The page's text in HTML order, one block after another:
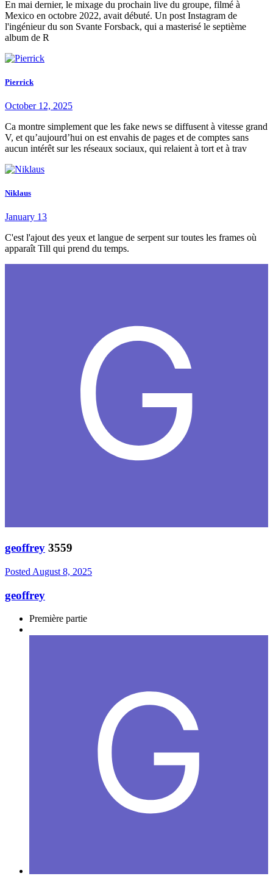
En mai dernier, le mixage du prochain live du groupe, filmé à
Mexico en octobre 2022, avait débuté. Un post Instagram de
l'ingénieur du son Svante Forsback, qui a masterisé le septième
album de R
Pierrick
October 12, 2025
Ca montre simplement que les fake news se diffusent à vitesse grand
V, et qu’aujourd’hui on est envahis de pages et de comptes sans
aucun intérêt sur les réseaux sociaux, qui relaient à tort et à trav
Niklaus
January 13
C'est l'ajout des yeux et langue de serpent sur toutes les frames où
apparaît Till qui prend du temps.
geoffrey 3559
Posted August 8, 2025
geoffrey
Première partie